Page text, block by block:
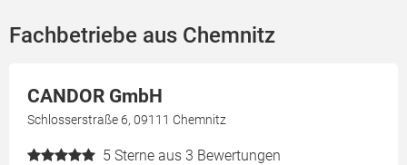
Fachbetriebe aus Chemnitz
CANDOR GmbH
Schlosserstraße 6, 09111 Chemnitz
5 Sterne aus 3 Bewertungen